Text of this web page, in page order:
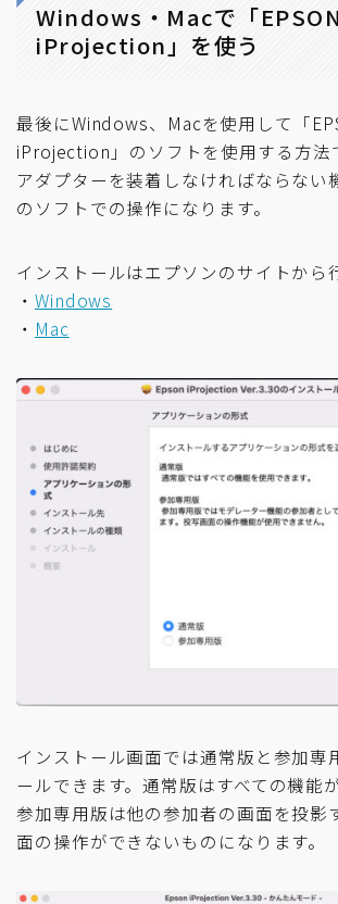
Windows・Macで「EPSON
iProjection」を使う
最後にWindows、Macを使用して「
iProjection」のソフトを使用する方法
アダプターを装着しなければならない
のソフトでの操作になります。
インストールはエプソンのサイトから
・ Windows
・ Mac
インストール画面では通常版と参加専
ールできます。通常版はすべての機能
参加専用版は他の参加者の画面を投影
面の操作ができないものになります。